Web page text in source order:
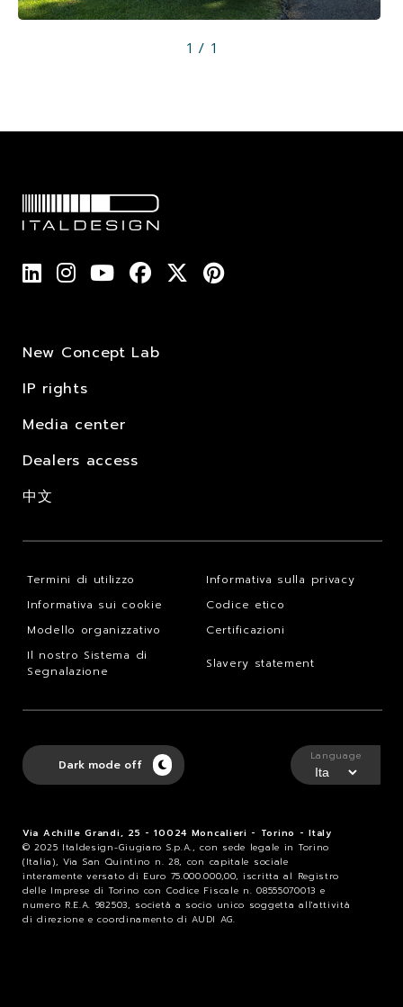
1 / 1
New Concept Lab
IP rights
Media center
Dealers access
中文
Termini di utilizzo
Informativa sulla privacy
Informativa sui cookie
Codice etico
Modello organizzativo
Certificazioni
Il nostro Sistema di
Segnalazione
Slavery statement
Via Achille Grandi, 25 - 10024 Moncalieri - Torino - Italy
© 2025 Italdesign-Giugiaro S.p.A., con sede legale in Torino
(Italia), Via San Quintino n. 28, con capitale sociale
interamente versato di Euro 75.000.000,00, iscritta al Registro
delle Imprese di Torino con Codice Fiscale n. 08555070013 e
numero R.E.A. 982503, società a socio unico soggetta all'attività
di direzione e coordinamento di AUDI AG.
Dark mode off
Language